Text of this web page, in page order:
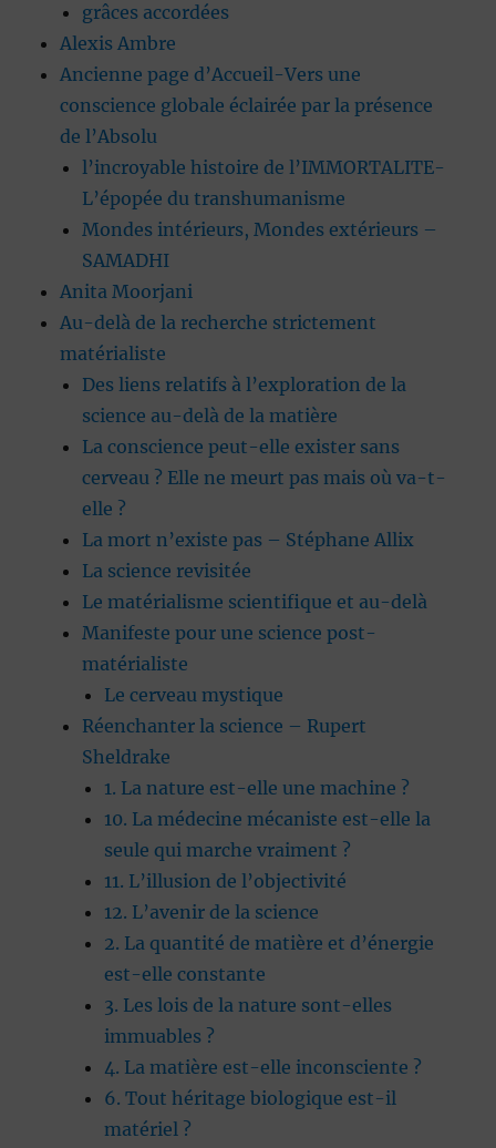
grâces accordées
Alexis Ambre
Ancienne page d’Accueil-Vers une
conscience globale éclairée par la présence
de l’Absolu
l’incroyable histoire de l’IMMORTALITE-
L’épopée du transhumanisme
Mondes intérieurs, Mondes extérieurs –
SAMADHI
Anita Moorjani
Au-delà de la recherche strictement
matérialiste
Des liens relatifs à l’exploration de la
science au-delà de la matière
La conscience peut-elle exister sans
cerveau ? Elle ne meurt pas mais où va-t-
elle ?
La mort n’existe pas – Stéphane Allix
La science revisitée
Le matérialisme scientifique et au-delà
Manifeste pour une science post-
matérialiste
Le cerveau mystique
Réenchanter la science – Rupert
Sheldrake
1. La nature est-elle une machine ?
10. La médecine mécaniste est-elle la
seule qui marche vraiment ?
11. L’illusion de l’objectivité
12. L’avenir de la science
2. La quantité de matière et d’énergie
est-elle constante
3. Les lois de la nature sont-elles
immuables ?
4. La matière est-elle inconsciente ?
6. Tout héritage biologique est-il
matériel ?